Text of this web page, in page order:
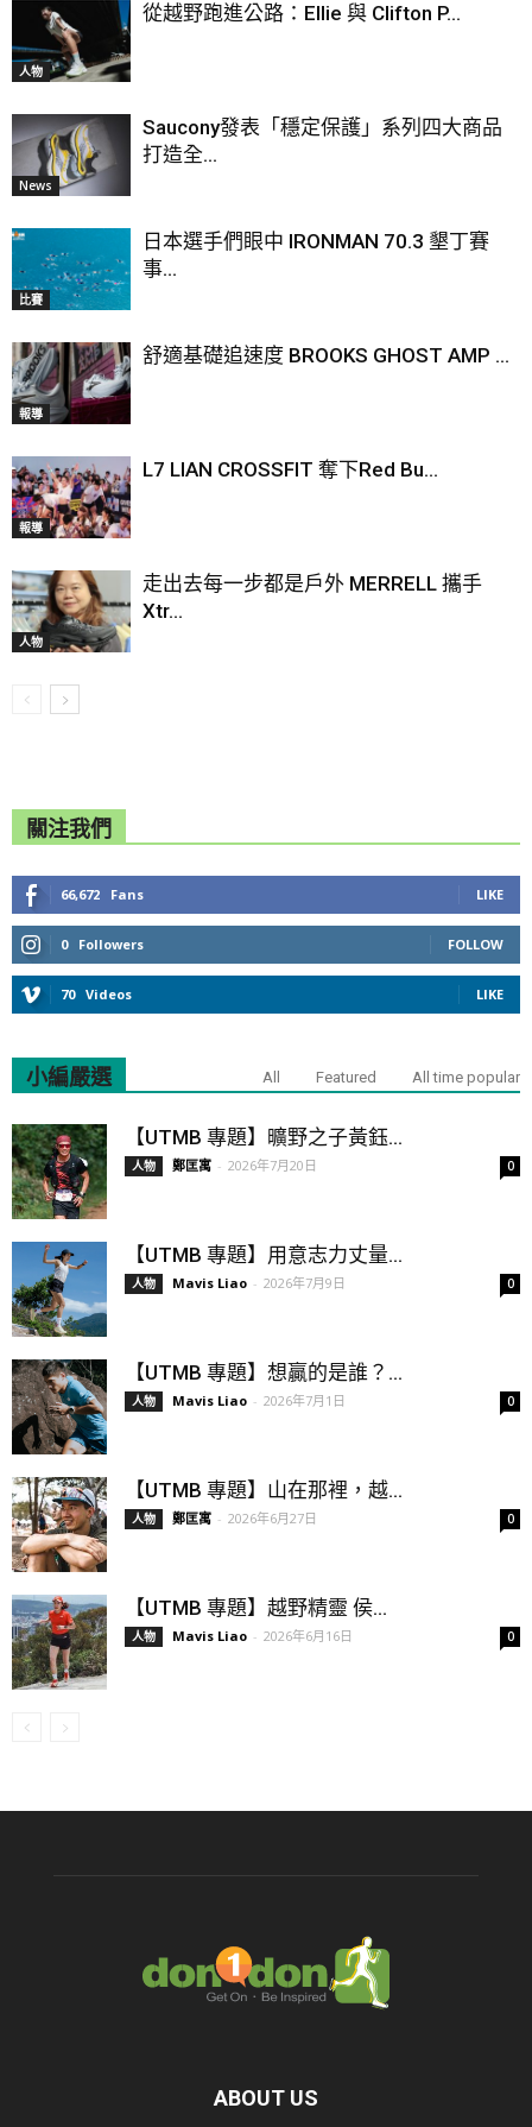
人物
從越野跑進公路：Ellie 與 Clifton P...
News
Saucony發表「穩定保護」系列四大商品
打造全...
比賽
日本選手們眼中 IRONMAN 70.3 墾丁賽
事...
報導
舒適基礎追速度 BROOKS GHOST AMP ...
報導
L7 LIAN CROSSFIT 奪下Red Bu...
人物
走出去每一步都是戶外 MERRELL 攜手
Xtr...
關注我們
66,672 Fans LIKE
0 Followers FOLLOW
70 Videos LIKE
小編嚴選 All Featured All time popular
【UTMB 專題】曠野之子黃鈺...
人物 鄭匡寓 - 2026年7月20日 0
【UTMB 專題】用意志力丈量...
人物 Mavis Liao - 2026年7月9日 0
【UTMB 專題】想贏的是誰？...
人物 Mavis Liao - 2026年7月1日 0
【UTMB 專題】山在那裡，越...
人物 鄭匡寓 - 2026年6月27日 0
【UTMB 專題】越野精靈 侯...
人物 Mavis Liao - 2026年6月16日 0
ABOUT US